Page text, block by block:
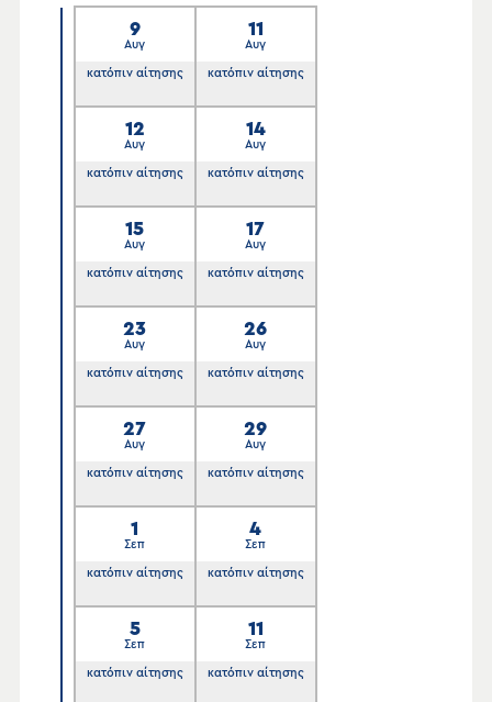
9
Αυγ
κατόπιν αίτησης
11
Αυγ
κατόπιν αίτησης
12
Αυγ
κατόπιν αίτησης
14
Αυγ
κατόπιν αίτησης
15
Αυγ
κατόπιν αίτησης
17
Αυγ
κατόπιν αίτησης
23
Αυγ
κατόπιν αίτησης
26
Αυγ
κατόπιν αίτησης
27
Αυγ
κατόπιν αίτησης
29
Αυγ
κατόπιν αίτησης
1
Σεπ
κατόπιν αίτησης
4
Σεπ
κατόπιν αίτησης
5
Σεπ
κατόπιν αίτησης
11
Σεπ
κατόπιν αίτησης